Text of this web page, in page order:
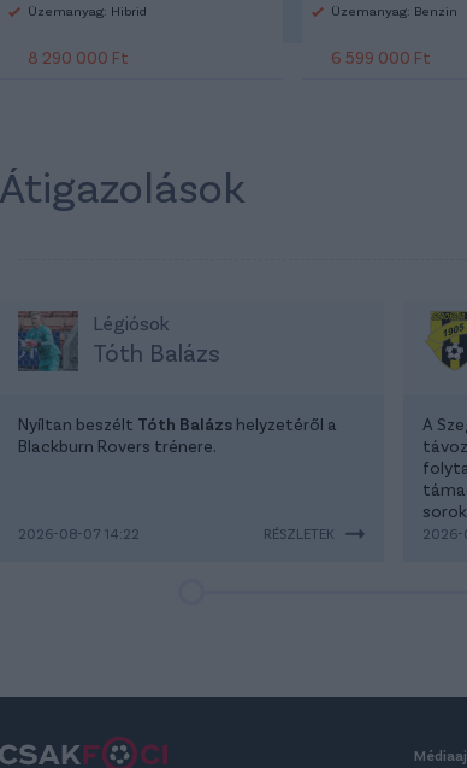
Üzemanyag: Hibrid
8 290 000 Ft
Üzemanyag: Benzin
6 599 000 Ft
Átigazolások
Légiósok
Tóth Balázs
Nyíltan beszélt Tóth Balázs helyzetéről a
Blackburn Rovers trénere.
2026-08-07 14:22 RÉSZLETEK
A
2026-